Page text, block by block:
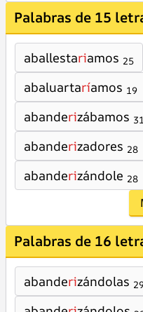
Palabras de 15
aballestariamos 25
abaluartaríamos 19
abanderizábamos 31
abanderizadores 28
abanderizándole 28
Palabras de 16
abanderizándolas